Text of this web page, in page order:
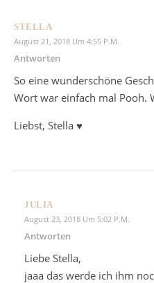
STELLA
August 21, 2018 Um 4:55 P.m.
Antworten
So eine wunderschöne
Wort war einfach mal Pooh.
Liebst, Stella ♥
JULIA
August 23, 2018 Um 5:02 P.m.
Antworten
Liebe Stella,
jaaa das werde ich ihm